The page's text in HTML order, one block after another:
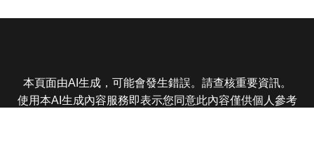
本頁面由AI生成，可能會發生錯誤。請查核重要資訊。
使用本AI生成內容服務即表示您同意此內容僅供個人參考